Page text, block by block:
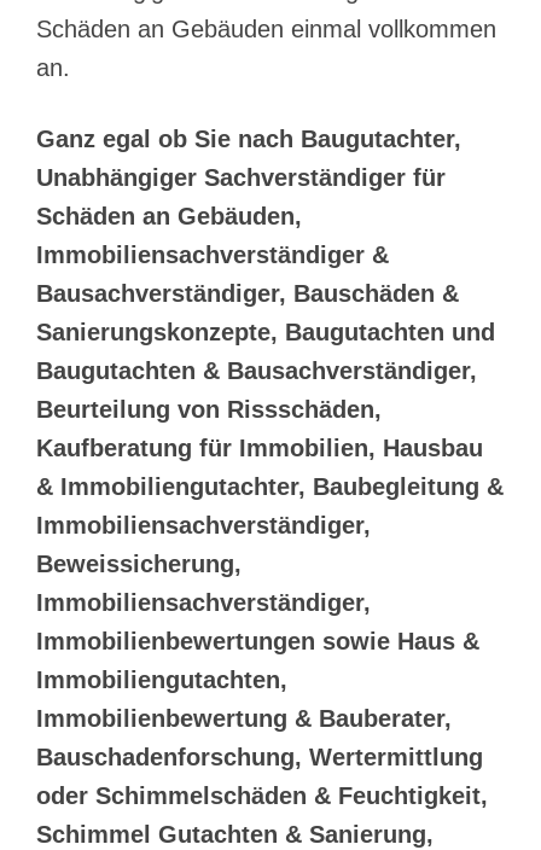
Schäden an Gebäuden einmal vollkommen
an.
Ganz egal ob Sie nach Baugutachter,
Unabhängiger Sachverständiger für
Schäden an Gebäuden,
Immobiliensachverständiger &
Bausachverständiger, Bauschäden &
Sanierungskonzepte, Baugutachten und
Baugutachten & Bausachverständiger,
Beurteilung von Rissschäden,
Kaufberatung für Immobilien, Hausbau
& Immobiliengutachter, Baubegleitung &
Immobiliensachverständiger,
Beweissicherung,
Immobiliensachverständiger,
Immobilienbewertungen sowie Haus &
Immobiliengutachten,
Immobilienbewertung & Bauberater,
Bauschadenforschung, Wertermittlung
oder Schimmelschäden & Feuchtigkeit,
Schimmel Gutachten & Sanierung,